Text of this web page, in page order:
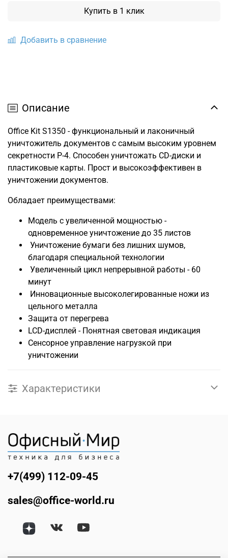
Добавить в сравнение
Купить в 1 клик
Описание
Office Kit S1350 - функциональный и лаконичный
уничтожитель документов с самым высоким уровнем
секретности P-4. Способен уничтожать CD-диски и
пластиковые карты. Прост и высокоэффективен в
уничтожении документов.
Обладает преимуществами:
Модель с увеличенной мощностью -
одновременное уничтожение до 35 листов
Уничтожение бумаги без лишних шумов,
благодаря специальной технологии
Увеличенный цикл непрерывной работы - 60
минут
Инновационные высоколегированные ножи из
цельного металла
Защита от перегрева
LCD-дисплей - Понятная световая индикация
Сенсорное управление нагрузкой при
уничтожении
Характеристики
+7(499) 112-09-45
sales@office-world.ru